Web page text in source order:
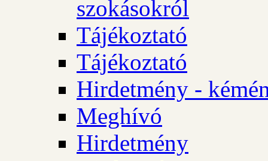
szokásokról
Tájékoztató
Tájékoztató
Hirdetmény -
Meghívó
Hirdetmény